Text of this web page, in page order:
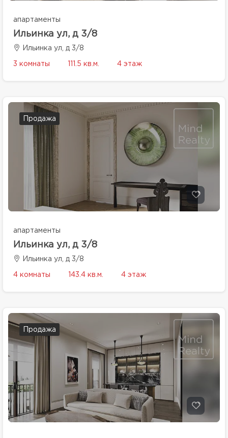
апартаменты
Ильинка ул, д 3/8
Ильинка ул, д 3/8
3 комнаты 111.5 кв.м. 4 этаж
Продажа
апартаменты
Ильинка ул, д 3/8
Ильинка ул, д 3/8
4 комнаты 143.4 кв.м. 4 этаж
Продажа